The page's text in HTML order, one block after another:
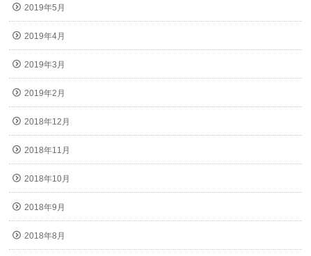
2019年5月
2019年4月
2019年3月
2019年2月
2018年12月
2018年11月
2018年10月
2018年9月
2018年8月